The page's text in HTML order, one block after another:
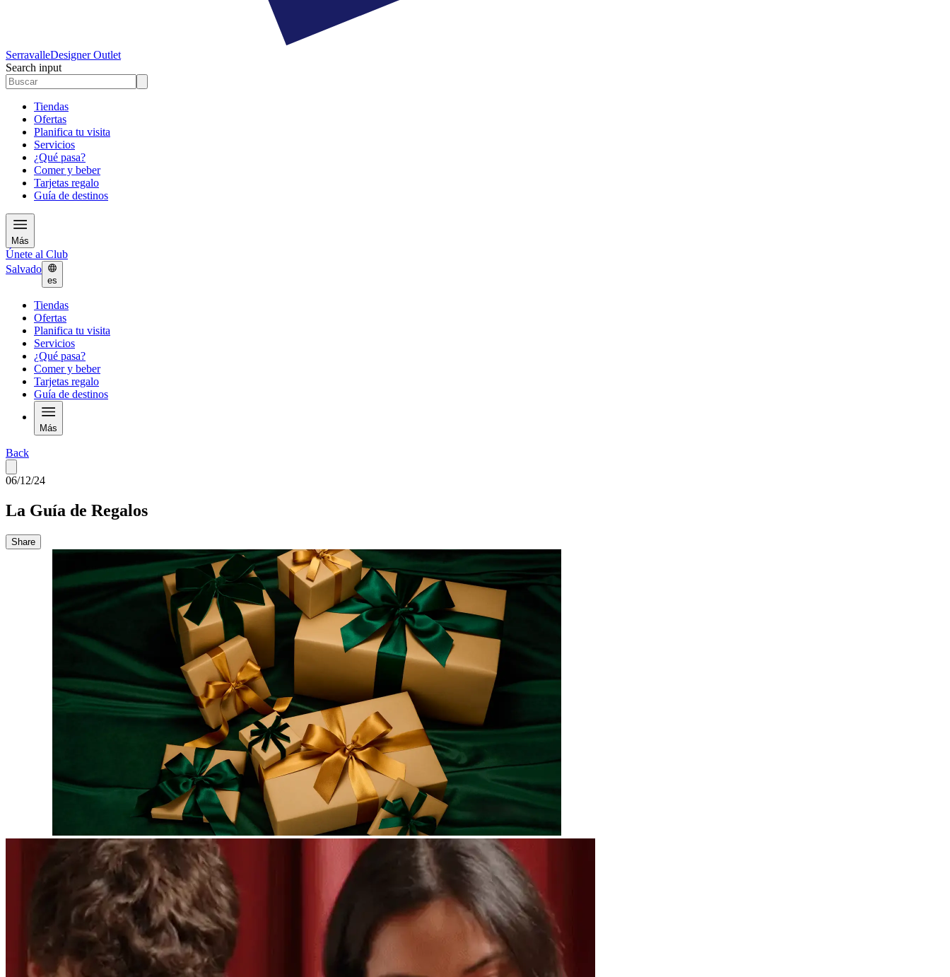
SerravalleDesigner Outlet
Search input
Tiendas
Ofertas
Planifica tu visita
Servicios
¿Qué pasa?
Comer y beber
Tarjetas regalo
Guía de destinos
Más
Únete al Club
Salvado
es
Tiendas
Ofertas
Planifica tu visita
Servicios
¿Qué pasa?
Comer y beber
Tarjetas regalo
Guía de destinos
Más
Back
06/12/24
La Guía de Regalos
Share